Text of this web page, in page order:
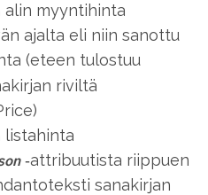
myyntihinta
ajalta eli niin sanottu
(eteen tulostuu
riviltä
)
listahinta
‑attribuutista riippuen
sanakirjan